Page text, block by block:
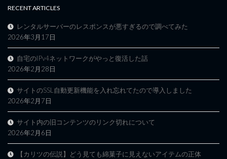
RECENT ARTICLES
レンタルサーバーのレスポンスが悪すぎるので調べてみた
2026年3月17日
自宅のIPv4ネットワークがやっと復活した話
2026年2月28日
サイトのSSL自動更新機能を入れ忘れてたので導入しました
2026年2月7日
サイト内の旧コンテンツのリンク切れについて
2026年2月6日
【カリツの伝説】どう見ても綿菓子に見えないアイテムの正体